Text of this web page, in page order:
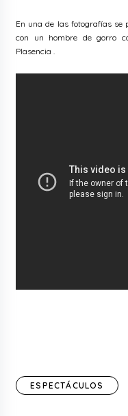
En una de las fotografías se
con un hombre de gorro
Plasencia .
ESPECTÁCULOS